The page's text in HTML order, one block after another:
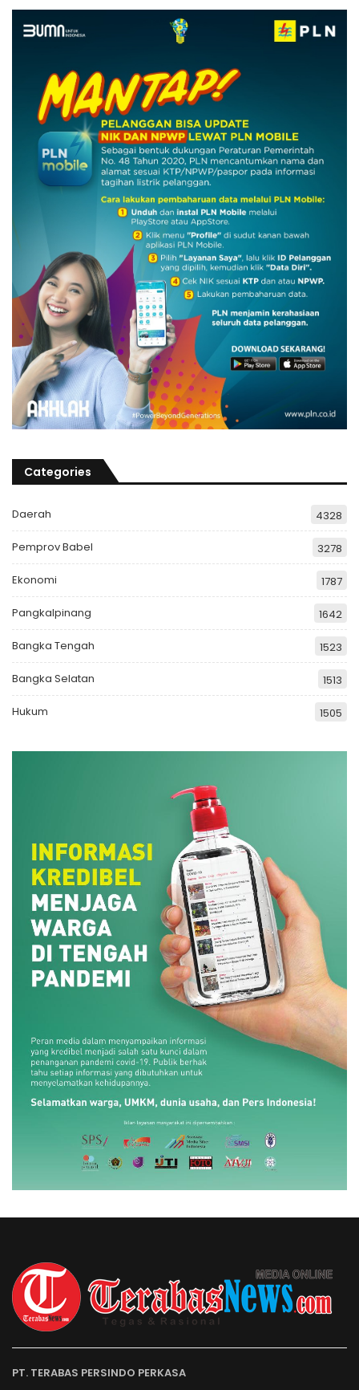
Categories
Daerah 4328
Pemprov Babel 3278
Ekonomi 1787
Pangkalpinang 1642
Bangka Tengah 1523
Bangka Selatan 1513
Hukum 1505
PT. TERABAS PERSINDO PERKASA